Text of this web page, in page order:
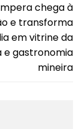
chega à
e transforma
em vitrine da
e gastronomia
mineira